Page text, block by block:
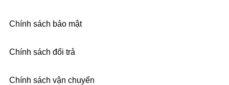
Chính sách bảo mật
Chính sách đổi trả
Chính sách vận chuyển